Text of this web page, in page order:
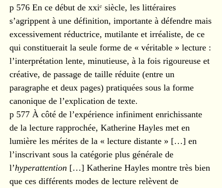
p 576 En ce début de xxiᵉ siècle, les littéraires
s’agrippent à une définition, importante à défendre mais
excessivement réductrice, mutilante et irréaliste, de ce
qui constituerait la seule forme de « véritable » lecture :
l’interprétation lente, minutieuse, à la fois rigoureuse et
créative, de passage de taille réduite (entre un
paragraphe et deux pages) pratiquées sous la forme
canonique de l’explication de texte.
p 577 À côté de l’expérience infiniment enrichissante
de la lecture rapprochée, Katherine Hayles met en
lumière les mérites de la « lecture distante » […] en
l’inscrivant sous la catégorie plus générale de
l’hyperattention […] Katherine Hayles montre très bien
que ces différents modes de lecture relèvent de